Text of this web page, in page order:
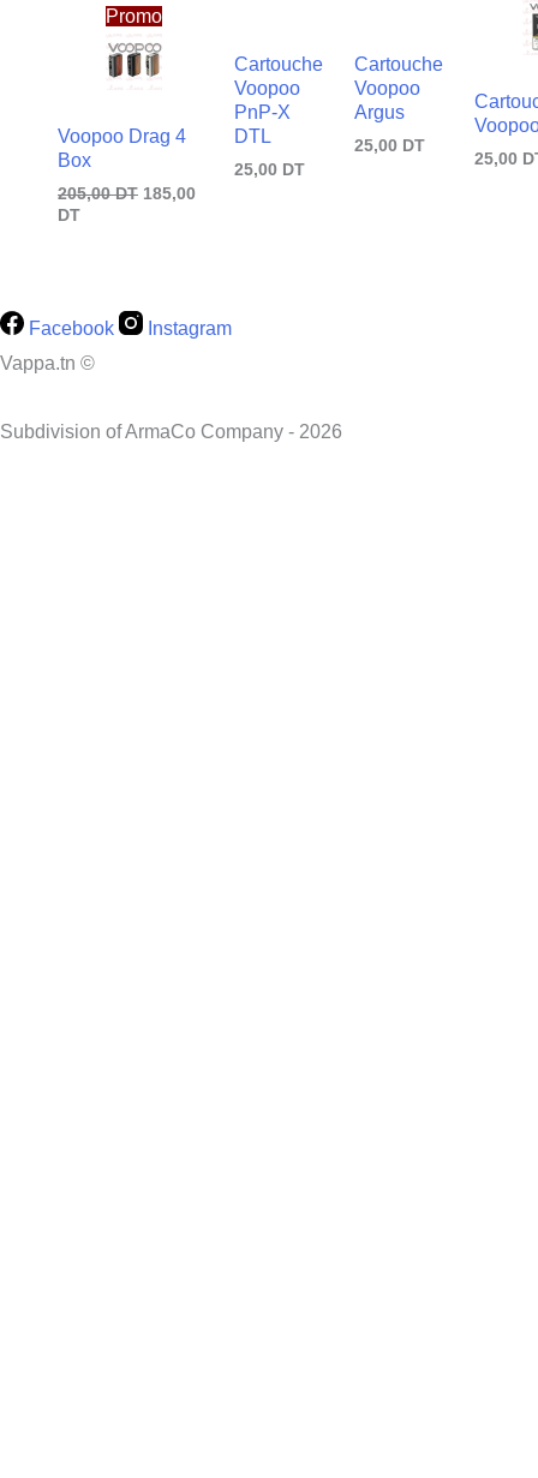
Promo
Voopoo Drag 4
Box
205,00DT
prix
initial
était :
205,00
185,00
DT
prix
actuel
est :
185,00
Cartouche
Voopoo
PnP-X
DTL
25,00 DT
Cartouche
Voopoo
Argus
25,00 DT
25,00
Facebook
Instagram
Vappa.tn ©
Subdivision of ArmaCo Company - 2026